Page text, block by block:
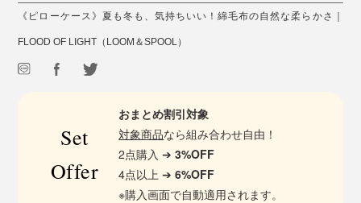
《ピローケース》夏も冬も、気持ちいい！綿毛布の自然な柔らかさ｜
FLOOD OF LIGHT（LOOM＆SPOOL）
Set
Offer
おまとめ割引対象
対象商品なら組み合わせ自由！
2点購入 ➔3%OFF
4点以上 ➔6%OFF
※購入画面で自動適用されます。